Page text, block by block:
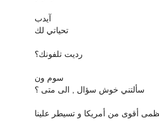
آيدب
تحياتي لك
رديت تلفونك؟
سوم ون
سألتني خوش سؤال , الى متى ؟
أقوى من أمريكا و تسيطر علينا